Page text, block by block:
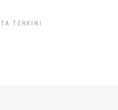
TERKINI